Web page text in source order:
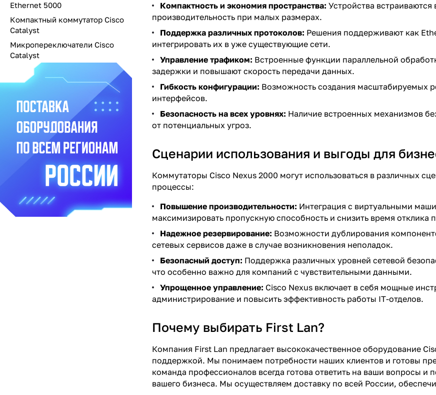
Компактность и экономия пространства: Устройства
производительность при малых размерах.
Поддержка различных протоколов: Решения поддерживают как
интегрировать их в уже существующие сети.
Управление трафиком: Встроенные функции параллельной
задержки и повышают скорость передачи данных.
Гибкость конфигурации: Возможность создания масштабируемых
интерфейсов.
Безопасность на всех уровнях: Наличие встроенных механизмов
от потенциальных угроз.
Сценарии использования и выгоды для
Коммутаторы Cisco Nexus 2000 могут использоваться в различных
процессы:
Повышение производительности: Интеграция с виртуальными
максимизировать пропускную способность и снизить время отклика
Надежное резервирование: Возможности дублирования
сетевых сервисов даже в случае возникновения неполадок.
Безопасный доступ: Поддержка различных уровней сетевой
что особенно важно для компаний с чувствительными данными.
Упрощенное управление: Cisco Nexus включает в себя мощные
администрирование и повысить эффективность работы IT-отделов.
Почему выбирать First Lan?
Компания First Lan предлагает высококачественное оборудование
поддержкой. Мы понимаем потребности наших клиентов и готовы
команда профессионалов всегда готова ответить на ваши вопросы
вашего бизнеса. Мы осуществляем доставку по всей России,
Ethernet 5000
Компактный коммутатор Cisco
Catalyst
Микропереключатели Cisco
Catalyst